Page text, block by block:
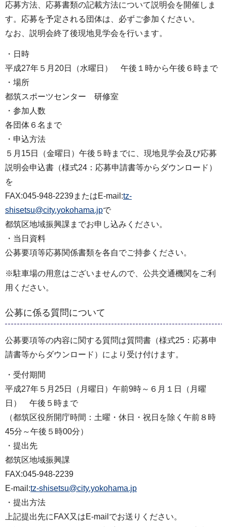
応募方法、応募書類の記載方法について説明会を開催しま
す。応募を予定される団体は、必ずご参加ください。
なお、説明会終了後現地見学会を行います。
・日時
平成27年５月20日（水曜日） 午後１時から午後６時まで
・場所
都筑スポーツセンター 研修室
・参加人数
各団体６名まで
・申込方法
５月15日（金曜日）午後５時までに、現地見学会及び応募
説明会申込書（様式24：応募申請書等からダウンロード）
を
FAX:045-948-2239またはE-mail:tz-
shisetsu@city.yokohama.jpで
都筑区地域振興課までお申し込みください。
・当日資料
公募要項等応募関係書類を各自でご持参ください。
※駐車場の用意はございませんので、公共交通機関をご利
用ください。
公募に係る質問について
公募要項等の内容に関する質問は質問書（様式25：応募申
請書等からダウンロード）により受け付けます。
・受付期間
平成27年５月25日（月曜日）午前9時～６月１日（月曜
日） 午後５時まで
（都筑区役所開庁時間：土曜・休日・祝日を除く午前８時
45分～午後５時00分）
・提出先
都筑区地域振興課
FAX:045-948-2239
E-mail:tz-shisetsu@city.yokohama.jp
・提出方法
上記提出先にFAX又はE-mailでお送りください。